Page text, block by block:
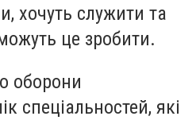
хочуть служити та
це зробити.
оборони
спеціальностей, які